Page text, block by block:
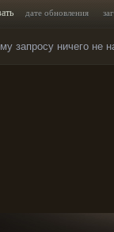
дате обновления
запросу ничего не